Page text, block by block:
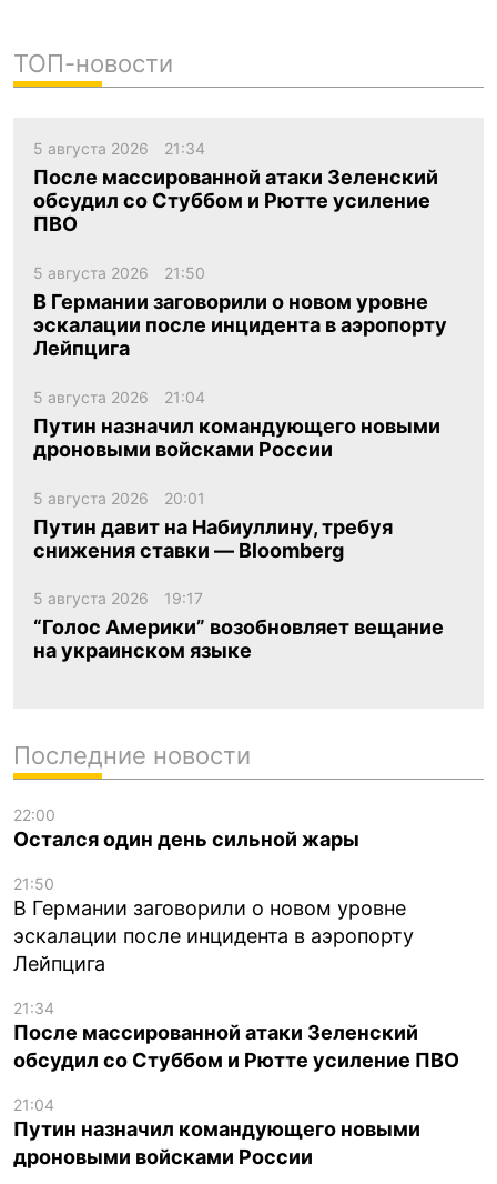
ТОП-новости
5 августа 2026 21:34
После массированной атаки Зеленский
обсудил со Стуббом и Рютте усиление
ПВО
5 августа 2026 21:50
В Германии заговорили о новом уровне
эскалации после инцидента в аэропорту
Лейпцига
5 августа 2026 21:04
Путин назначил командующего новыми
дроновыми войсками России
5 августа 2026 20:01
Путин давит на Набиуллину, требуя
снижения ставки — Bloomberg
5 августа 2026 19:17
“Голос Америки” возобновляет вещание
на украинском языке
Последние новости
22:00
Остался один день сильной жары
21:50
В Германии заговорили о новом уровне
эскалации после инцидента в аэропорту
Лейпцига
21:34
После массированной атаки Зеленский
обсудил со Стуббом и Рютте усиление ПВО
21:04
Путин назначил командующего новыми
дроновыми войсками России